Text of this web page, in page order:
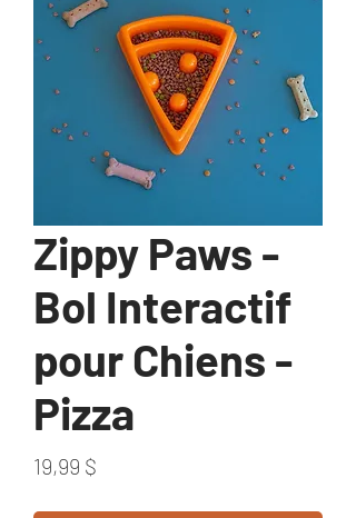
Zippy Paws -
Bol Interactif
pour Chiens -
Pizza
19,99 $